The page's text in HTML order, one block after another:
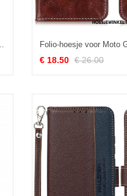
Leereffect
€ 18.50 € 26.00